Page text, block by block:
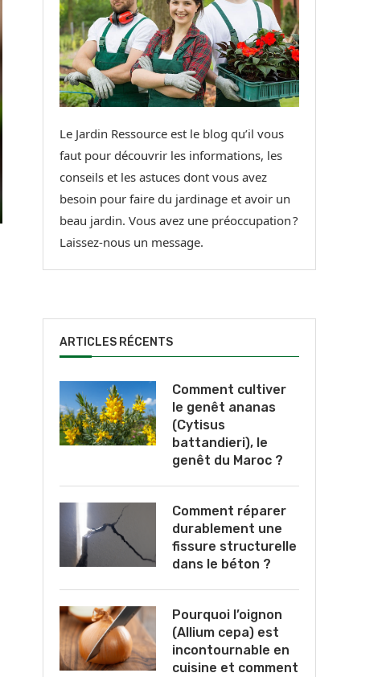
Le Jardin Ressource est le blog qu’il vous
faut pour découvrir les informations, les
conseils et les astuces dont vous avez
besoin pour faire du jardinage et avoir un
beau jardin. Vous avez une préoccupation ?
Laissez-nous un message.
ARTICLES RÉCENTS
Comment cultiver
le genêt ananas
(Cytisus
battandieri), le
genêt du Maroc ?
Comment réparer
durablement une
fissure structurelle
dans le béton ?
Pourquoi l’oignon
(Allium cepa) est
incontournable en
cuisine et comment